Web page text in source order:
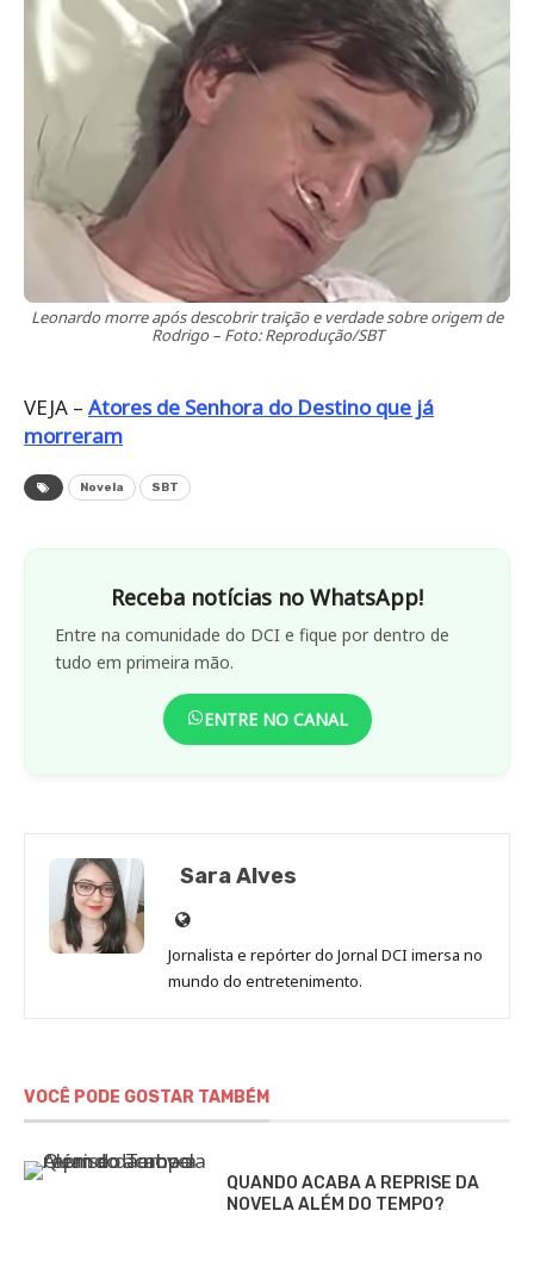
Leonardo morre após descobrir traição e verdade sobre origem de
Rodrigo – Foto: Reprodução/SBT
VEJA – Atores de Senhora do Destino que já
morreram
Novela SBT
Receba notícias no WhatsApp!
Entre na comunidade do DCI e fique por dentro de
tudo em primeira mão.
ENTRE NO CANAL
Sara Alves
Site
de
Sara
Jornalista e repórter do Jornal DCI imersa no
mundo do entretenimento.
VOCÊ PODE GOSTAR TAMBÉM
QUANDO ACABA A REPRISE DA
NOVELA ALÉM DO TEMPO?